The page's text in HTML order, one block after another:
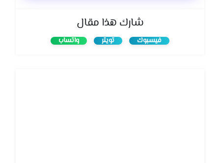
شارك هذا مقال
فيسبوك تويتر واتساب